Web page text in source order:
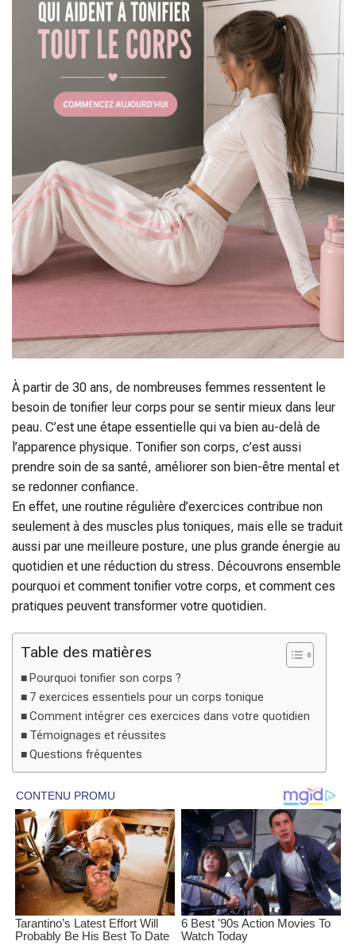
À partir de 30 ans, de nombreuses femmes ressentent le
besoin de tonifier leur corps pour se sentir mieux dans leur
peau. C’est une étape essentielle qui va bien au-delà de
l’apparence physique. Tonifier son corps, c’est aussi
prendre soin de sa santé, améliorer son bien-être mental et
se redonner confiance.
En effet, une routine régulière d’exercices contribue non
seulement à des muscles plus toniques, mais elle se traduit
aussi par une meilleure posture, une plus grande énergie au
quotidien et une réduction du stress. Découvrons ensemble
pourquoi et comment tonifier votre corps, et comment ces
pratiques peuvent transformer votre quotidien.
Table des matières
Pourquoi tonifier son corps ?
7 exercices essentiels pour un corps tonique
Comment intégrer ces exercices dans votre quotidien
Témoignages et réussites
Questions fréquentes